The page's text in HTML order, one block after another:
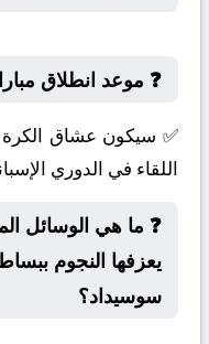
❓ موعد انطلاق
✅ سيكون عشاق الكرة
اللقاء في الدوري
❓ ما هي الوسائل
يعزفها النجوم
سوسيداد؟